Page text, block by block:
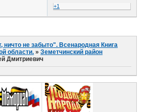
+1
ничто не забыто". Всенародная Книга
области. »Земетчинский район
Дмитриевич